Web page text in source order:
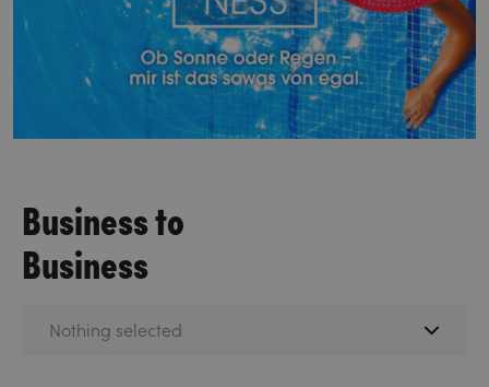
Business to
Business
Nothing selected